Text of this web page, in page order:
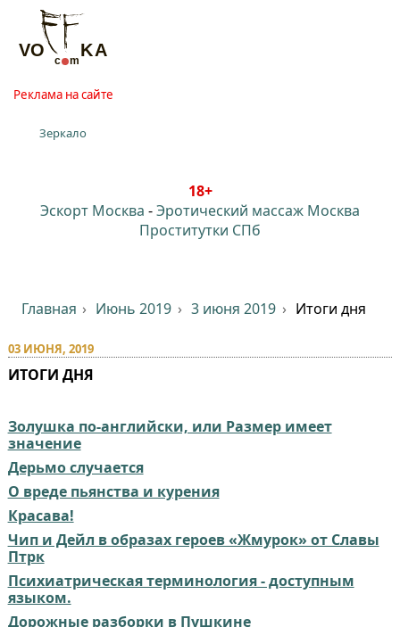
Реклама на сайте
Зеркало
18+
Эскорт Москва -Эротический массаж Москва
Проститутки СПб
Главная Июнь 2019 3 июня 2019 Итоги дня
03 ИЮНЯ, 2019
ИТОГИ ДНЯ
Золушка по-английски, или Размер имеет
значение
Дерьмо случается
О вреде пьянства и курения
Красава!
Чип и Дейл в образах героев «Жмурок» от Славы
Птрк
Психиатрическая терминология - доступным
языком.
Дорожные разборки в Пушкине